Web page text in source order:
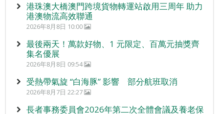
港珠澳大橋澳門跨境貨物轉運站啟用三周年 助力
港澳物流高效聯通
2026年8月8日 10:00
最後兩天！萬款好物、1 元限定、百萬元抽獎齊
集名優展
2026年8月8日 09:54
受熱帶氣旋 “白海豚” 影響 部分航班取消
2026年8月7日 22:27
長者事務委員會2026年第二次全體會議及養老保